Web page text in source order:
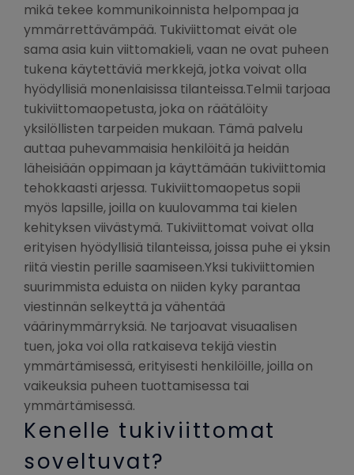
mikä tekee kommunikoinnista helpompaa ja
ymmärrettävämpää. Tukiviittomat eivät ole
sama asia kuin viittomakieli, vaan ne ovat puheen
tukena käytettäviä merkkejä, jotka voivat olla
hyödyllisiä monenlaisissa tilanteissa.Telmii tarjoaa
tukiviittomaopetusta, joka on räätälöity
yksilöllisten tarpeiden mukaan. Tämä palvelu
auttaa puhevammaisia henkilöitä ja heidän
läheisiään oppimaan ja käyttämään tukiviittomia
tehokkaasti arjessa. Tukiviittomaopetus sopii
myös lapsille, joilla on kuulovamma tai kielen
kehityksen viivästymä. Tukiviittomat voivat olla
erityisen hyödyllisiä tilanteissa, joissa puhe ei yksin
riitä viestin perille saamiseen.Yksi tukiviittomien
suurimmista eduista on niiden kyky parantaa
viestinnän selkeyttä ja vähentää
väärinymmärryksiä. Ne tarjoavat visuaalisen
tuen, joka voi olla ratkaiseva tekijä viestin
ymmärtämisessä, erityisesti henkilöille, joilla on
vaikeuksia puheen tuottamisessa tai
ymmärtämisessä.
Kenelle tukiviittomat
soveltuvat?